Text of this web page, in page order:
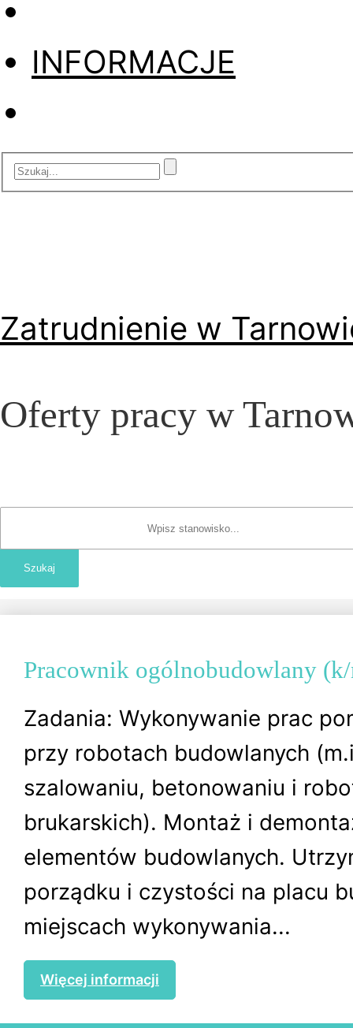
INFORMACJE
Zatrudnienie w
Oferty pracy w
Pracownik ogólnobudowlany
Zadania: Wykonywanie prac
przy robotach budowlanych
szalowaniu, betonowaniu i
brukarskich). Montaż i
elementów budowlanych.
porządku i czystości na placu
miejscach wykonywania...
Więcej informacji